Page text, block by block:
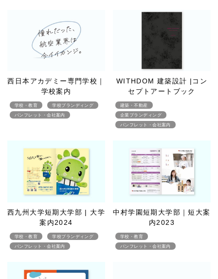
西日本アカデミー専門学校｜
学校案内
学校・教育
学校ブランディング
パンフレット・会社案内
WITHDOM 建築設計 |コン
セプトアートブック
建築・不動産
企業ブランディング
パンフレット・会社案内
西九州大学短期大学部 | 大学
案内2024
学校・教育
学校ブランディング
パンフレット・会社案内
中村学園短期大学部｜短大案
内2023
学校・教育
パンフレット・会社案内